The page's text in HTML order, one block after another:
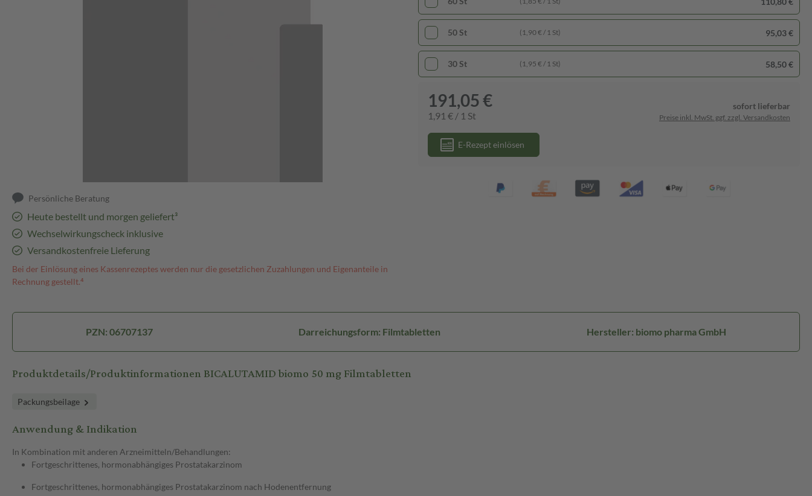
Persönliche Beratung
Heute bestellt und morgen geliefert³
Wechselwirkungscheck inklusive
Versandkostenfreie Lieferung
Bei der Einlösung eines Kassenrezeptes werden nur die gesetzlichen Zuzahlungen und Eigenanteile in
Rechnung gestellt.⁴
50 St (1,90 € / 1 St) 95,03 €
30 St (1,95 € / 1 St) 58,50 €
191,05 €
1,91 € / 1 St
sofort lieferbar
Preise inkl. MwSt. ggf. zzgl. Versandkosten
E-Rezept einlösen
PZN: 06707137 Darreichungsform: Filmtabletten Hersteller: biomo pharma GmbH
Produktdetails/Produktinformationen BICALUTAMID biomo 50 mg Filmtabletten
Packungsbeilage
Anwendung & Indikation
In Kombination mit anderen Arzneimitteln/Behandlungen:
Fortgeschrittenes, hormonabhängiges Prostatakarzinom
Fortgeschrittenes, hormonabhängiges Prostatakarzinom nach Hodenentfernung